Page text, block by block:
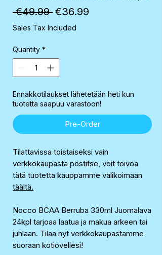
€49.99 Regular
Price
€36.99
Sales Tax Included
Quantity *
Ennakkotilaukset lähetetään heti kun
tuotetta saapuu varastoon!
Pre-Order
Tilattavissa toistaiseksi vain
verkkokaupasta postitse, voit toivoa
tätä tuotetta kauppamme valikoimaan
täältä.
Nocco BCAA Berruba 330ml Juomalava
24kpl tarjoaa laatua ja makua arkeen tai
juhlaan. Tilaa nyt verkkokaupastamme
suoraan kotiovellesi!